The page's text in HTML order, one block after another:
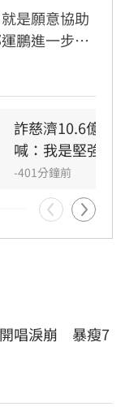
是願意協助
鵬進一步指
在於慈濟本
程中幾乎沒
態的，顯然
採購上，慈
因不明。
詐慈濟10.6億！
喊：我是堅強的
-401分鐘前
唱淚崩　暴瘦7